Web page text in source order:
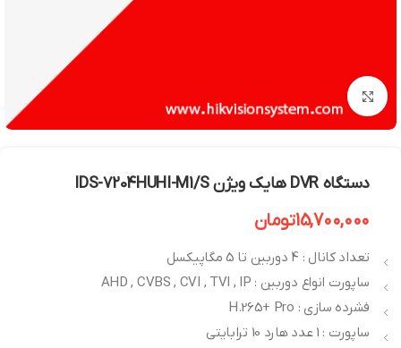
بزرگنمایی تصویر
دستگاه DVR هایک ویژن IDS-7204HUHI-M1/S
15,700,000تومان
تعداد کانال : 4 دوربین تا 5 مگاپیکسل
ساپورت انواع دوربین : AHD , CVBS , CVI , TVI , IP
فشرده سازی : H.265+ Pro
ساپورت : 1 عدد هارد 10 ترابایتی